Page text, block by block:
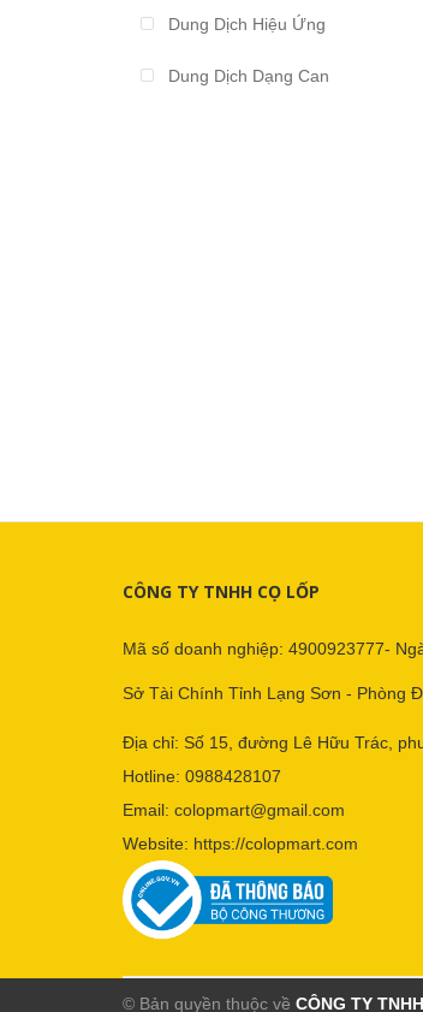
Dung Dịch Hiệu Ứng
Dung Dịch Dạng Can
CÔNG TY TNHH CỌ LỐP
Mã số doanh nghiệp: 4900923777-
Sở Tài Chính Tỉnh Lạng Sơn - Phòng
Địa chỉ: Số 15, đường Lê Hữu Trác,
Hotline: 0988428107
Email: colopmart@gmail.com
Website: https://colopmart.com
© Bản quyền thuộc về CÔNG TY